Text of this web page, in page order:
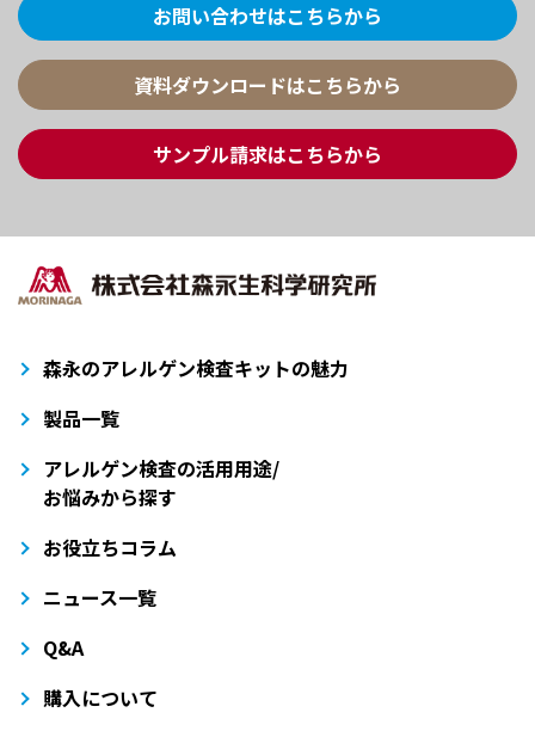
お問い合わせはこちらから
資料ダウンロードはこちらから
サンプル請求はこちらから
森永のアレルゲン検査キットの魅力
製品一覧
アレルゲン検査の活用用途/
お悩みから探す
お役立ちコラム
ニュース一覧
Q&A
購入について